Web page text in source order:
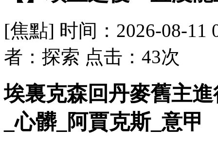
[焦點] 时间：2026-08-11
者：探索 点击：43次
埃裏克森回丹麥舊主
_心髒_阿賈克斯_意甲